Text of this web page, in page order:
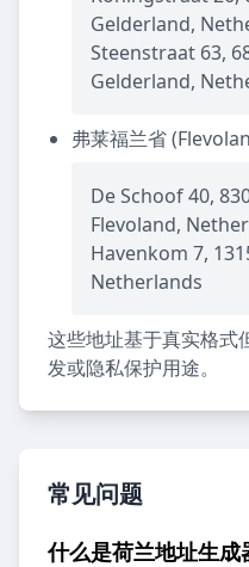
Gelderland,
Steenstraat 63,
Gelderland,
弗莱福兰省
De Schoof 40,
Flevoland,
Havenkom 7,
Netherlands
这些地址基于真实格式
发或隐私保护用途。
常见问题
什么是荷兰地址生成